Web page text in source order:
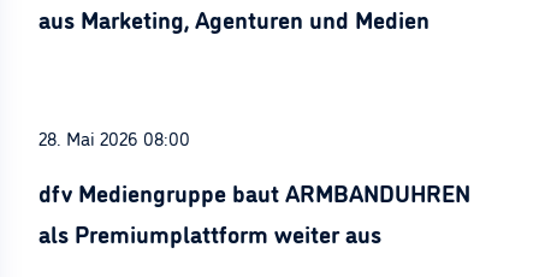
aus Marketing, Agenturen und Medien
28. Mai 2026 08:00
dfv Mediengruppe baut ARMBANDUHREN
als Premiumplattform weiter aus